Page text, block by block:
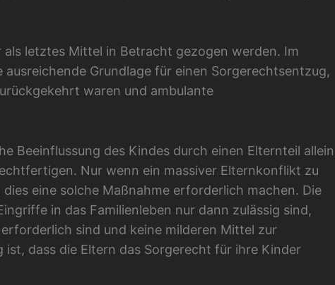
letztes Mittel in Betracht gezogen werden. Im
Grundlage für einen Sorgerechtsentzug,
waren und ambulante
Beeinflussung des Kindes durch einen Elternteil allein
Nur wenn ein massiver Elternkonflikt zu
eine solche Maßnahme erforderlich machen. Die
in das Familienleben nur dann zulässig sind,
sind und keine milderen Mittel zur
dass die Eltern das Sorgerecht für ihre Kinder